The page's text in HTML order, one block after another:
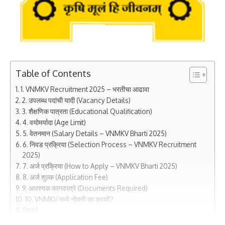
Table of Contents
1. VNMKV Recruitment 2025 – भरतीचा आढावा
2. उपलब्ध पदांची यादी (Vacancy Details)
3. शैक्षणिक पात्रता (Educational Qualification)
4. वयोमर्यादा (Age Limit)
5. वेतनमान (Salary Details – VNMKV Bharti 2025)
6. निवड प्रक्रिया (Selection Process – VNMKV Recruitment
2025)
7. अर्ज प्रक्रिया (How to Apply – VNMKV Bharti 2025)
8. अर्ज शुल्क (Application Fee)
9. आवश्यक कागदपत्रे (Documents Required)
10. VNMKV मध्ये नोकरी का करावी?